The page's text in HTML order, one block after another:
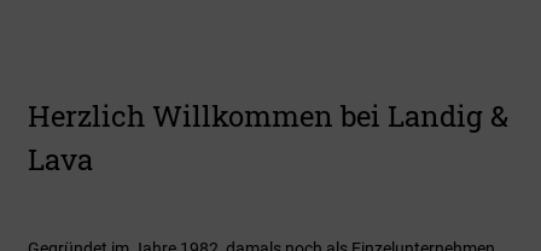
Herzlich Willkommen bei Landig &
Lava